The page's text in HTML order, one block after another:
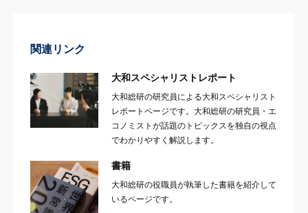
関連リンク
大和スペシャリストレポート
大和総研の研究員による大和スペシャリスト
レポートページです。大和総研の研究員・エ
コノミストが話題のトピックスを独自の視点
でわかりやすく解説します。
書籍
大和総研の役職員が執筆した書籍を紹介して
いるページです。